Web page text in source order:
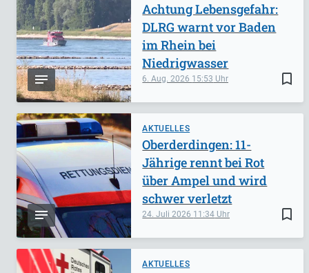
bookmark_border
6. Aug. 2026 15:53
Achtung Lebensgefahr:
DLRG warnt vor Baden
im Rhein bei
Niedrigwasser
AKTUELLES
bookmark_border
24. Juli 2026 11:34
Oberderdingen: 11-
Jährige rennt bei Rot
über Ampel und wird
schwer verletzt
AKTUELLES